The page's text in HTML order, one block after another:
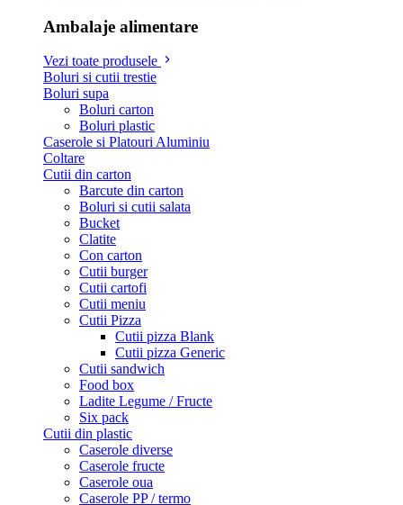
Ambalaje alimentare
Vezi toate produsele
Boluri si cutii trestie
Boluri supa
Boluri carton
Boluri plastic
Caserole si Platouri Aluminiu
Coltare
Cutii din carton
Barcute din carton
Boluri si cutii salata
Bucket
Clatite
Con carton
Cutii burger
Cutii cartofi
Cutii meniu
Cutii Pizza
Cutii pizza Blank
Cutii pizza Generic
Cutii sandwich
Food box
Ladite Legume / Fructe
Six pack
Cutii din plastic
Caserole diverse
Caserole fructe
Caserole oua
Caserole PP / termo